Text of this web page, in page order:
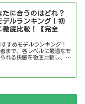
たに合うのはどれ？
デルランキング｜初
徹底比較！【完全
すめモデルランキング！
まで、各レベルに最適なモ
れる快感を徹底比較し、あ